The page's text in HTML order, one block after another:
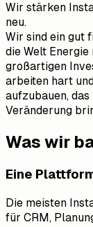
Wir stärken
neu.
Wir sind ein gut
die Welt
großartigen
arbeiten hart
aufzubauen,
Veränderung
Was wir
Eine
Die meisten
für CRM,